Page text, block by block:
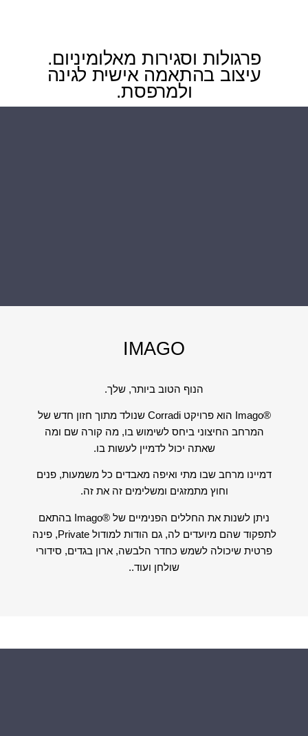
פרגולות וסגירות מאלומיניום.
עיצוב בהתאמה אישית לגינה
ולמרפסת.
IMAGO
הנוף הטוב ביותר, שלך.
®Imago הוא פרויקט Corradi שנולד מתוך חזון חדש של
המרחב החיצוני ביחס לשימוש בו, מה קורה שם ומה
שאתה יכול לדמיין לעשות בו.
דמיינו מרחב שבו מתי ואיפה מאבדים כל משמעות, פנים
וחוץ מתמזגים ומשלימים זה את זה.
ניתן לשנות את החללים הפנימיים של ®Imago בהתאם
לתפקוד שהם מיועדים לה, גם הודות למודול Private, פינה
פרטית שיכולה לשמש כחדר הלבשה, ארון בגדים, סידורי
שולחן ועוד..